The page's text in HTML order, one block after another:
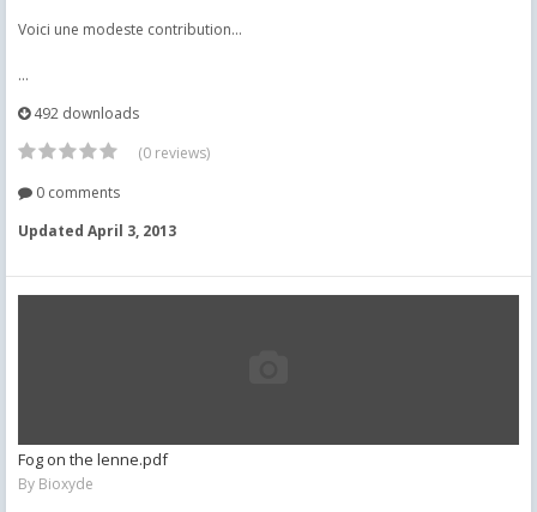
Voici une modeste contribution...
...
492 downloads
(0 reviews)
0 comments
Updated April 3, 2013
Fog on the lenne.pdf
By Bioxyde